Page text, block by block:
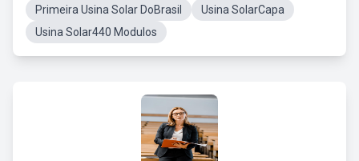
Primeira Usina Solar DoBrasil
Usina SolarCapa
Usina Solar440 Modulos